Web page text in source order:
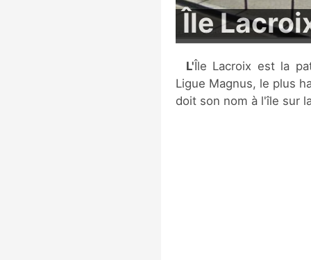
Île
L'Île Lacroix est la patinoire des Dragons de Rouen, évoluant en
Ligue Magnus, le plus
doit son nom à l'île sur